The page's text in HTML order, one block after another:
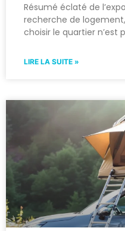
Résumé éclaté de
recherche de
choisir le quartier n’est
LIRE LA SUITE »